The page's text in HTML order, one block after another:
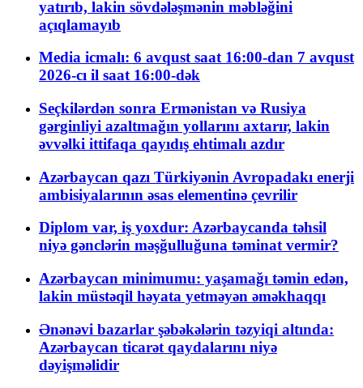
yatırıb, lakin sövdələşmənin məbləğini
açıqlamayıb
Media icmalı: 6 avqust saat 16:00-dan 7 avqust
2026-cı il saat 16:00-dək
Seçkilərdən sonra Ermənistan və Rusiya
gərginliyi azaltmağın yollarını axtarır, lakin
əvvəlki ittifaqa qayıdış ehtimalı azdır
Azərbaycan qazı Türkiyənin Avropadakı enerji
ambisiyalarının əsas elementinə çevrilir
Diplom var, iş yoxdur: Azərbaycanda təhsil
niyə gənclərin məşğulluğuna təminat vermir?
Azərbaycan minimumu: yaşamağı təmin edən,
lakin müstəqil həyata yetməyən əməkhaqqı
Ənənəvi bazarlar şəbəkələrin təzyiqi altında:
Azərbaycan ticarət qaydalarını niyə
dəyişməlidir